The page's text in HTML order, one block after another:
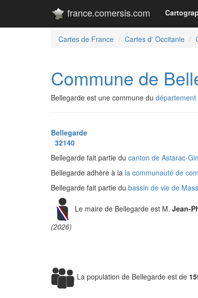
france.comersis.com
Cartes de France Cartes d' Occitanie
Commune de
Bellegarde est une commune du
Bellegarde
32140
Bellegarde fait partie du canton de Astarac-
Bellegarde adhère à la la communauté de
Bellegarde fait partie du bassin de vie de
Le maire de Bellegarde est M. Jean-
(2026)
La population de Bellegarde est de